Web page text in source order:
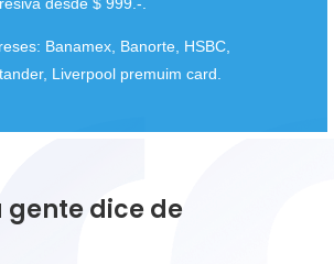
Banamex, Banorte, HSBC,
Liverpool premuim card.
gente dice de